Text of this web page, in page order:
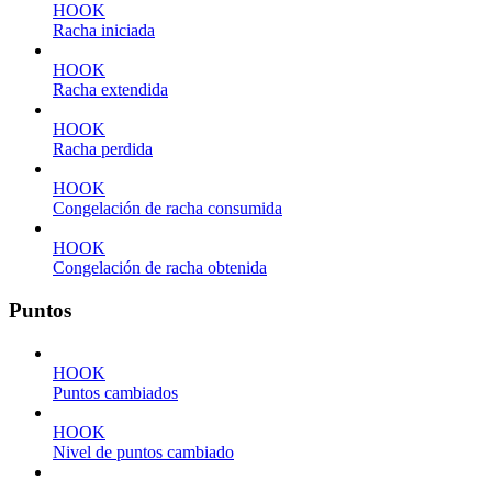
HOOK
Racha iniciada
HOOK
Racha extendida
HOOK
Racha perdida
HOOK
Congelación de racha consumida
HOOK
Congelación de racha obtenida
Puntos
HOOK
Puntos cambiados
HOOK
Nivel de puntos cambiado